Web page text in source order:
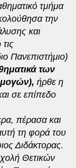
τμήμα
την
και
Πανεπιστήμιο)
των
ήρθε η
σε επίπεδο
πέρασα και
τη φορά του
Διδάκτορας.
Θετικών